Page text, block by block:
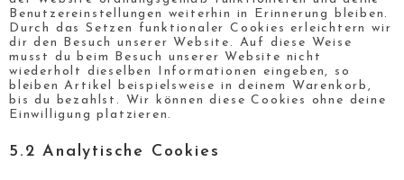
Benutzereinstellungen weiterhin in Erinnerung bleiben.
Durch das Setzen funktionaler Cookies erleichtern wir
dir den Besuch unserer Website. Auf diese Weise
musst du beim Besuch unserer Website nicht
wiederholt dieselben Informationen eingeben, so
bleiben Artikel beispielsweise in deinem Warenkorb,
bis du bezahlst. Wir können diese Cookies ohne deine
Einwilligung platzieren.
5.2 Analytische Cookies